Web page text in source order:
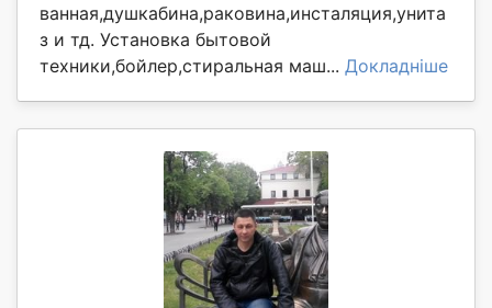
ванная,душкабина,раковина,инсталяция,унита
з и тд. Установка бытовой
техники,бойлер,стиральная маш... Докладніше